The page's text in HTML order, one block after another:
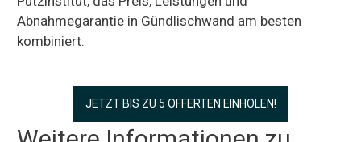
Abnahmegarantie in Gündlischwand am besten
kombiniert.
JETZT BIS ZU 5 OFFERTEN EINHOLEN!